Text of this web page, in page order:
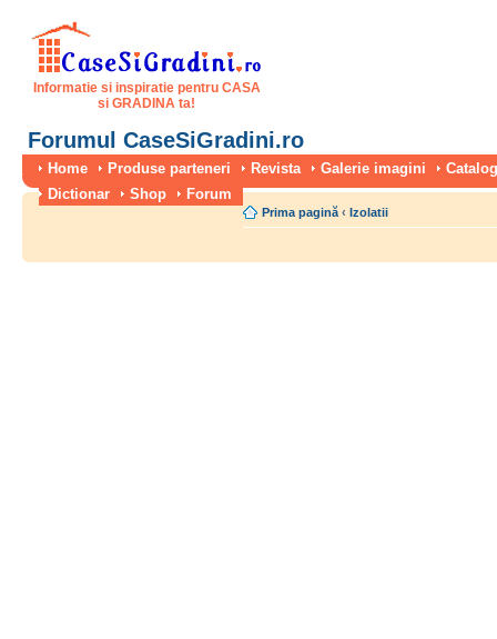
Informatie si inspiratie pentru CASA
si GRADINA ta!
Forumul CaseSiGradini.ro
Home Produse parteneri Revista Galerie imagini
Dictionar
Shop Forum
Prima pagină ‹ Izolatii